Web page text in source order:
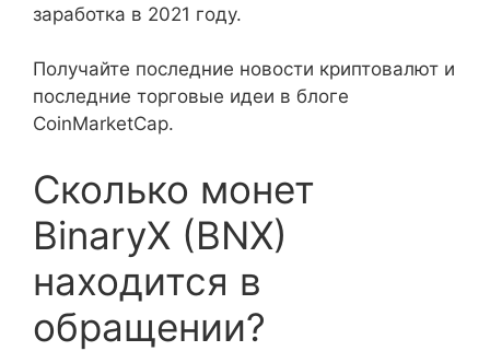
заработка в 2021 году.
Получайте последние новости криптовалют и
последние торговые идеи в блоге
CoinMarketCap.
Сколько монет
BinaryX (BNX)
находится в
обращении?